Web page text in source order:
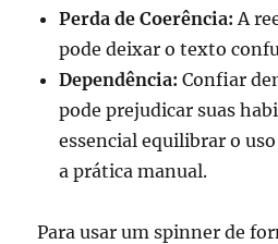
Perda de Coerência: A
pode deixar o texto
Dependência: Confiar
pode prejudicar suas
essencial equilibrar o
a prática manual.
Para usar um spinner de